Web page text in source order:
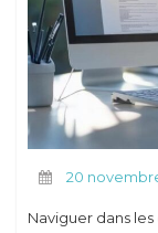
20
Naviguer dans